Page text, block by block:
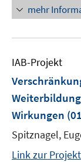
mehr
IAB-Projekt
Wirkungen
Spitznagel,
Link zur